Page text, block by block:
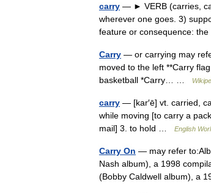
carry — ► VERB (carries,
wherever one goes. 3)
feature or consequence:
Carry — or carrying may
moved to the left **Carry
basketball *Carry… …
carry — [kar′ē] vt. carried,
while moving [to carry a
mail] 3. to hold …
English
Carry On — may refer
Nash album), a 1998
(Bobby Caldwell album), a